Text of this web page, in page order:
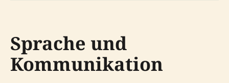
Sprache und
Kommunikation